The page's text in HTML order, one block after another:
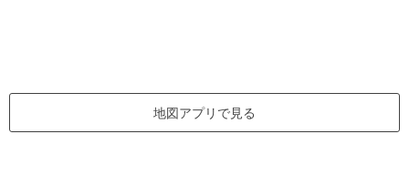
地図アプリで見る